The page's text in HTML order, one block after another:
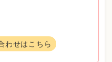
わせはこちら